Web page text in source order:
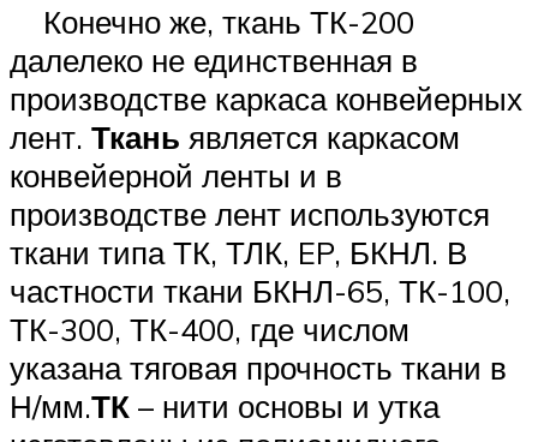
Конечно же, ткань ТК-200
далелеко не единственная в
производстве каркаса конвейерных
лент. Ткань является каркасом
конвейерной ленты и в
производстве лент используются
ткани типа ТК, ТЛК, EP, БКНЛ. В
частности ткани БКНЛ-65, ТК-100,
ТК-300, ТК-400, где числом
указана тяговая прочность ткани в
Н/мм.ТК – нити основы и утка